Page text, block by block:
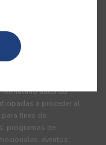
formulario autorizo
a proceder al
fines de
programas de
eventos,